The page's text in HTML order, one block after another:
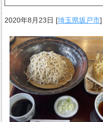
2020年8月23日 [埼玉県坂戸市]